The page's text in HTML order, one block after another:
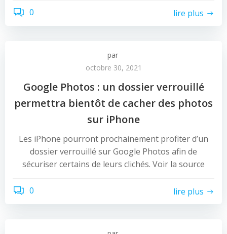
0 lire plus
par
octobre 30, 2021
Google Photos : un dossier verrouillé
permettra bientôt de cacher des photos
sur iPhone
Les iPhone pourront prochainement profiter d’un
dossier verrouillé sur Google Photos afin de
sécuriser certains de leurs clichés. Voir la source
0 lire plus